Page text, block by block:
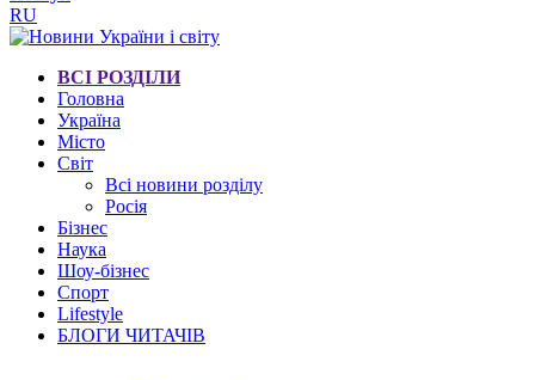
RU
ВСІ РОЗДІЛИ
Головна
Україна
Місто
Світ
Всі новини розділу
Росія
Бізнес
Наука
Шоу-бізнес
Спорт
Lifestyle
БЛОГИ ЧИТАЧІВ